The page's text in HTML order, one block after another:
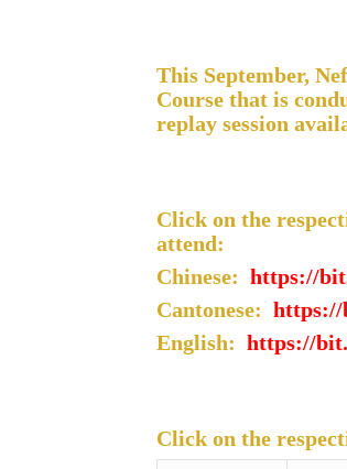
This September,
Course that is
replay session
Click on the
attend:
Chinese: https://
Cantonese:
English: https://
Click on the